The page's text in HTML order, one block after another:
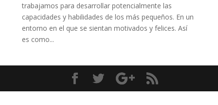
trabajamos para desarrollar potencialmente las
capacidades y habilidades de los más pequeños. En un
entorno en el que se sientan motivados y felices. Así
es como...